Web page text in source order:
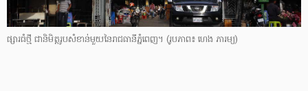
ផ្សារ​ធំ​ថ្មី ជា​និមិត្ត​រូប​សំខាន់​មួយ​នៃ​រាជ​ធានី​ភ្នំពេញ។ (រូបភាព៖ ហេង ភារម្យ​)